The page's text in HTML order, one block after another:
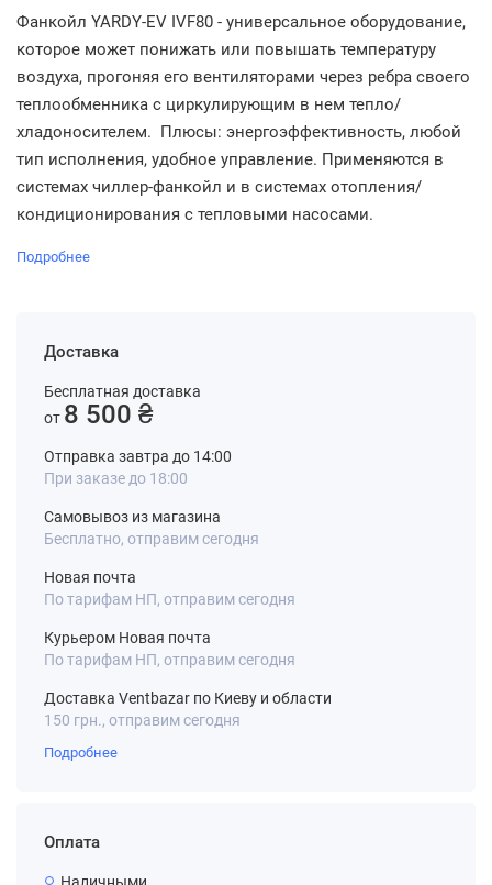
Фанкойл YARDY-EV IVF80 - универсальное оборудование,
которое может понижать или повышать температуру
воздуха, прогоняя его вентиляторами через ребра своего
теплообменника с циркулирующим в нем тепло/
хладоносителем. Плюсы: энергоэффективность, любой
тип исполнения, удобное управление. Применяются в
системах чиллер-фанкойл и в системах отопления/
кондиционирования с тепловыми насосами.
Подробнее
Доставка
Бесплатная доставка
от 8 500 ₴
Отправка завтра до 14:00
При заказе до 18:00
Самовывоз из магазина
Бесплатно, отправим сегодня
Новая почта
По тарифам НП, отправим сегодня
Курьером Новая почта
По тарифам НП, отправим сегодня
Доставка Ventbazar по Киеву и области
150 грн., отправим сегодня
Подробнее
Оплата